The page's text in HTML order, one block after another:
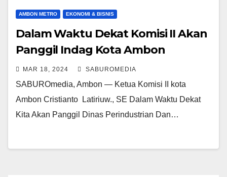
AMBON METRO EKONOMI & BISNIS
Dalam Waktu Dekat Komisi II Akan
Panggil Indag Kota Ambon
MAR 18, 2024 SABUROMEDIA
SABUROmedia, Ambon — Ketua Komisi II kota
Ambon Cristianto Latiriuw., SE Dalam Waktu Dekat
Kita Akan Panggil Dinas Perindustrian Dan…